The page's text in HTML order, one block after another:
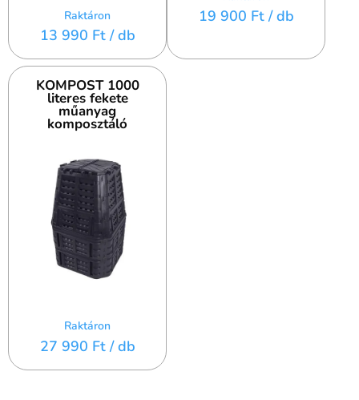
Raktáron
13 990 Ft / db
19 900 Ft / db
KOMPOST 1000
literes fekete
műanyag
komposztáló
Raktáron
27 990 Ft / db